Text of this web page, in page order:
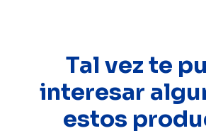
Tal vez te
interesar
estos